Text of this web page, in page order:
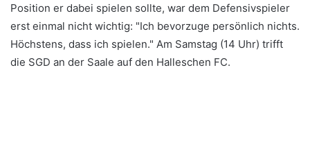
Position er dabei spielen sollte, war dem Defensivspieler
erst einmal nicht wichtig: "Ich bevorzuge persönlich nichts.
Höchstens, dass ich spielen." Am Samstag (14 Uhr) trifft
die SGD an der Saale auf den Halleschen FC.